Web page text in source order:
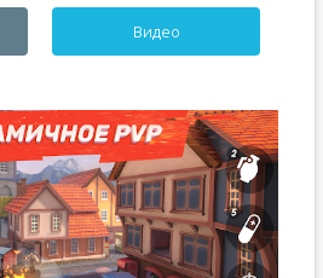
Видео